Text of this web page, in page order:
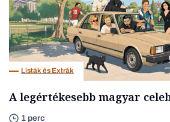
Listák és Extrák
A legértékesebb magyar
1 perc